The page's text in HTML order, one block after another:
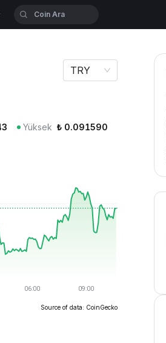
TRY
Yüksek ₺ 0.091590
Source of data: CoinGecko